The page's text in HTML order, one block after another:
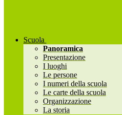
Scuola
Panoramica
Presentazione
I luoghi
Le persone
I numeri della scuola
Le carte della scuola
Organizzazione
La storia